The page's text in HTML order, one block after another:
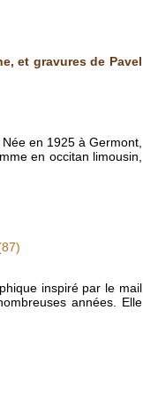
et gravures de Pavel
en 1925 à Germont,
en occitan limousin,
inspiré par le mail
années. Elle